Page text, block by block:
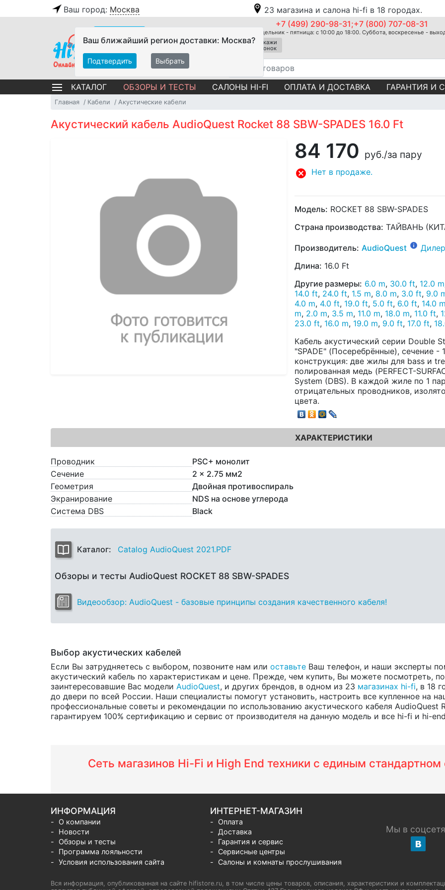
Ваш город: Москва 23 магазина и салона hi-fi в 18 городах.
Ваш ближайший регион доставки: Москва?
Подтвердить Выбрать
+7 (499) 290-98-31;+7 (800) 707-08-31
Понедельник - пятница: с 10:00 до 18:00. Суббота, воскресенье -
Закажи
звонок
КАТАЛОГ ОБЗОРЫ И ТЕСТЫ САЛОНЫ HI-FI ОПЛАТА И ДОСТАВКА ГАРАНТИЯ И
Главная Кабели Акустические кабели
Акустический кабель AudioQuest Rocket 88 SBW-SPADES 16.0 Ft
84 170 руб./за пару
Нет в продаже.
Модель: ROCKET 88 SBW-SPADES
Страна производства: ТАЙВАНЬ
Производитель: AudioQuest
Длина: 16.0 Ft
Другие размеры: 6.0 m, 30.0 ft, 12.0 m
14.0 ft, 24.0 ft, 1.5 m, 8.0 m, 3.0 ft, 9.0
4.0 m, 4.0 ft, 19.0 ft, 5.0 ft, 6.0 ft, 14.0 m
m, 2.0 m, 3.5 m, 11.0 m, 18.0 m, 11.0 ft,
23.0 ft, 16.0 m, 19.0 m, 9.0 ft, 17.0 ft,
Кабель акустический серии Double
"SPADE" (Посеребрённые), сечение
конструкция: две жилы для bass и
полированная медь (PERFECT-
System (DBS). В каждой жиле по 1
отрицательных проводников,
цвета.
ХАРАКТЕРИСТИКИ
Проводник
PSC+ монолит
Сечение
2 x 2.75 мм2
Геометрия
Двойная противоспираль
Экранирование
NDS на основе углерода
Система DBS
Black
Каталог: Catalog AudioQuest 2021.PDF
Обзоры и тесты AudioQuest ROCKET 88 SBW-SPADES
Видеообзор: AudioQuest - базовые принципы создания качественного кабеля!
Выбор акустических кабелей
Если Вы затрудняетесь с выбором, позвоните нам или оставьте Ваш телефон, и наши эксперты
акустический кабель по характеристикам и цене. Прежде, чем купить, Вы можете посмотреть,
заинтересовавшие Вас модели AudioQuest, и других брендов, в одном из 23 магазинах hi-fi, в 18
до двери по всей России. Наши специалисты помогут установить, настроить все купленное на
профессиональные советы и рекомендации по использованию акустического кабеля AudioQuest
гарантируем 100% сертификацию и сервис от производителя на данную модель и все hi-fi и hi-
Сеть магазинов Hi-Fi и High End техники с единым
ИНФОРМАЦИЯ
О компании
Новости
Обзоры и тесты
Программа лояльности
Условия использования сайта
ИНТЕРНЕТ-МАГАЗИН
Оплата
Доставка
Гарантия и сервис
Сервисные центры
Салоны и комнаты прослушивания
Мы в
Вся информация, опубликованная на сайте hifistore.ru, в том числе цены товаров, описания, характеристики и